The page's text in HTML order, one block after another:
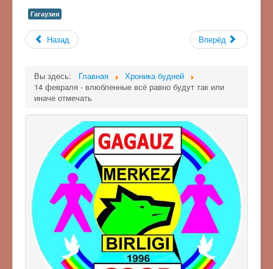
Гагаузия
Назад Вперёд
Вы здесь: Главная
Хроника будней
14 февраля - влюбленные всё равно будут так или
иначе отмечать